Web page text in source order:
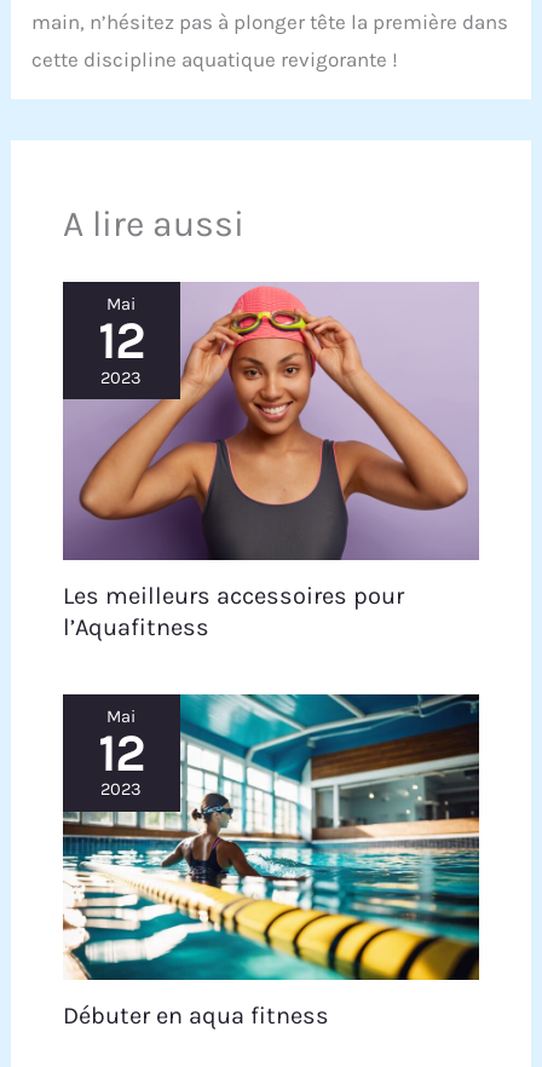
main, n’hésitez pas à plonger tête la première dans
cette discipline aquatique revigorante !
A lire aussi
Mai
12
2023
Les meilleurs accessoires pour
l’Aquafitness
Mai
12
2023
Débuter en aqua fitness